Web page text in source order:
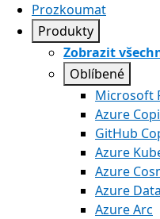
Prozkoumat
Produkty
Zobrazit
Oblíbené
Microsoft
Azure
GitHub
Azure
Azure
Azure
Azure Arc​